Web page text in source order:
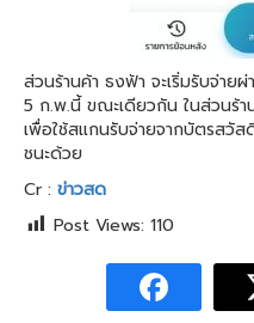
ส่วนร้านค้า ธงฟ้า จะเริ่มรับจ่า
5 ก.พ.นี้ ขณะเดียวกัน ในส่วนร้
เพื่อใช้สแกนรับจ่ายจากบัตรสวัส
ชนะด้วย
Cr : ข่าวสด
Post Views: 110